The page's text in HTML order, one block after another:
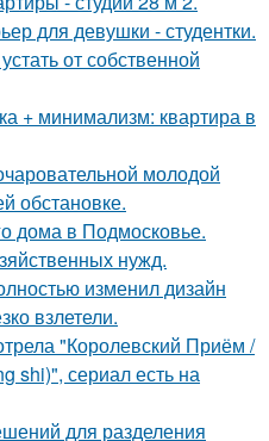
для девушки - студентки.
от собственной
+ минимализм: квартира в
молодой
обстановке.
дома в Подмосковье.
нужд.
изменил дизайн
взлетели.
"Королевский Приём /
shi)", сериал есть на
для разделения